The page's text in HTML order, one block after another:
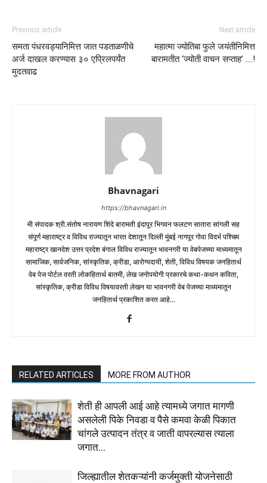
Previous article
समता पंधरवड्यानिमित्त जात पडताळणीचे
अर्ज दाखल करण्यास ३० एप्रिलपर्यंत
मुदतवाढ
Next article
महात्मा ज्योतिबा फुले जयंतीनिमित्त
बारामतीत ‘ज्योती वाचन सप्ताह’ ….!
Bhavnagari
https://bhavnagari.in
मी संपादक श्री.संतोष नारायण शिंदे बारामती इंदापूर भिगवन फलटण सातारा सांगली सह
संपूर्ण महाराष्ट्र व विविध राज्यातून भारत देशातून दिल्ली मुंबई नागपूर गोवा विदर्भ पश्चिम
महाराष्ट्र खानदेश उत्तर प्रदेश बंगाल विविध राज्यातून भावनगरी या वेबपेजच्या माध्यमातून
सामाजिक, सार्वजनिक, सांस्कृतिक, क्रीडा, आरोग्यदायी, शेती, विविध विषयक जनहितार्थ
वेब पेज पोर्टल वरती लोकहितार्थ बातमी, लेख जनोपयोगी प्रकारचे कथा-कथन कविता,
सांस्कृतिक, क्रीडा विविध विषयावरती लेखन या भावनगरी वेब पेजच्या माध्यमातून
जनहितार्थ प्रकाशित करत आहे...
RELATED ARTICLES MORE FROM AUTHOR
शेती ही आपली आई आहे त्यामध्ये जगात मागणी
असलेली पिके निवडा व पैसे कमवा केळी पिकात
चांगले उत्पादन तंत्र व जाती वापरल्यास त्याला
जगात...
जिल्ह्यातील शेतकऱ्यांनी कर्जमुक्ती योजनेसाठी